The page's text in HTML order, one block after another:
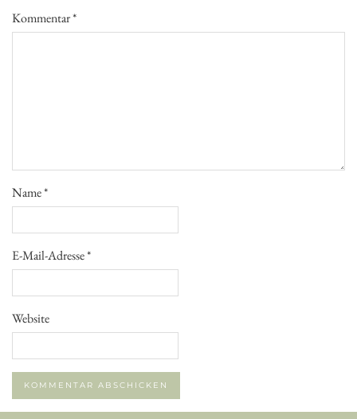
Kommentar*
Name*
E-Mail-Adresse*
Website